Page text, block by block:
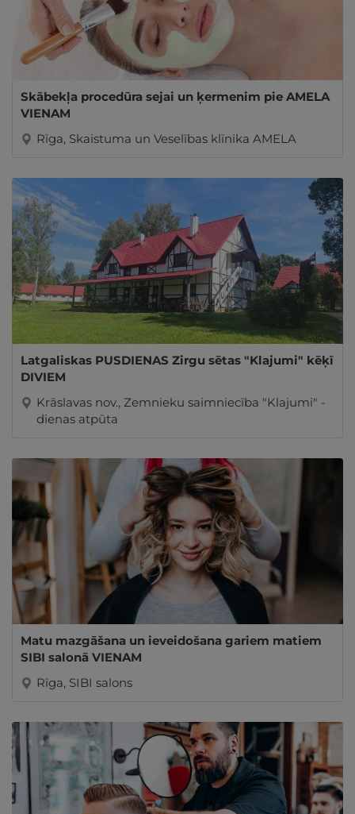
Skābekļa procedūra sejai un ķermenim pie AMELA
VIENAM
Rīga, Skaistuma un Veselības klīnika AMELA
Latgaliskas PUSDIENAS Zirgu sētas "Klajumi" kēķī
DIVIEM
Krāslavas nov., Zemnieku saimniecība "Klajumi" -
dienas atpūta
Matu mazgāšana un ieveidošana gariem matiem
SIBI salonā VIENAM
Rīga, SIBI salons